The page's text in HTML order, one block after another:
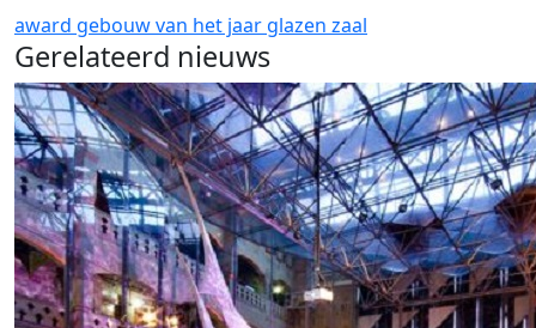
award gebouw van het jaar glazen zaal
Gerelateerd nieuws